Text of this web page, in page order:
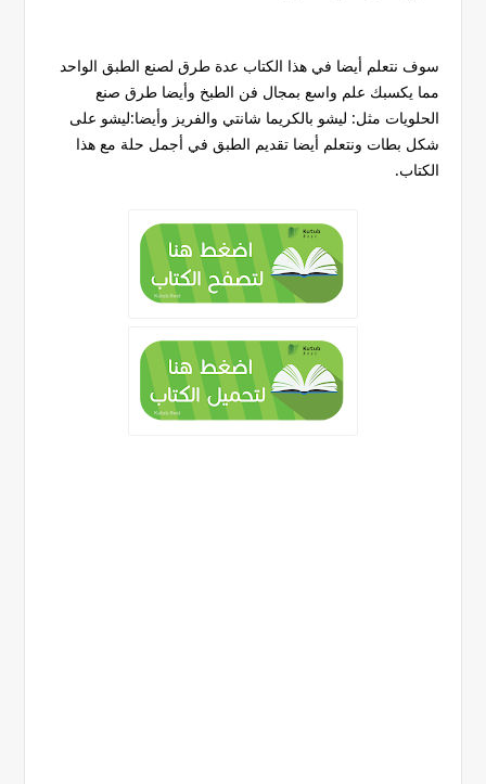
سوف نتعلم أيضا في هذا الكتاب عدة طرق لصنع الطبق الواحد
مما يكسبك علم واسع بمجال فن الطبخ وأيضا طرق صنع
الحلويات مثل: ليشو بالكريما شانتي والفريز وأيضا:ليشو على
شكل بطات ونتعلم أيضا تقديم الطبق في أجمل حلة مع هذا
الكتاب.